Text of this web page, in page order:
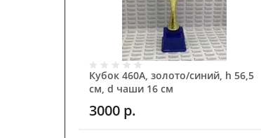
Кубок 460A, золото/синий, h 56,5
см, d чаши 16 см
3000 р.